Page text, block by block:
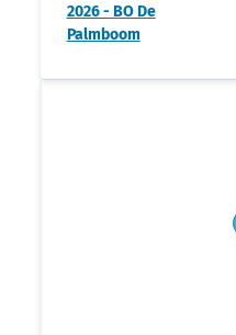
2026 - BO De
Palmboom